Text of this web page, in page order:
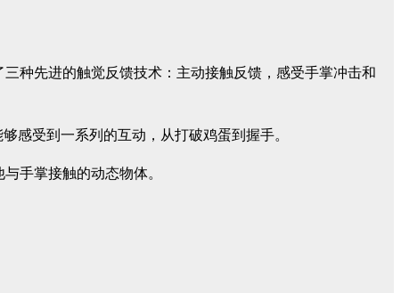
种先进的触觉反馈技术：主动接触反馈，感受手掌冲击和
感受到一系列的互动，从打破鸡蛋到握手。
手掌接触的动态物体。